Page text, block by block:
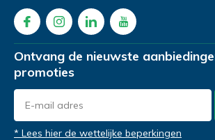
Ontvang de nieuwste
promoties
* Lees hier de wettelijke beperkingen